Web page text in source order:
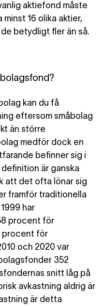
aktiefond måste
16 olika aktier,
betydligt fler än så.
kan du få
eftersom småbolag
än större
medför dock en
befinner sig i
är ganska
att det ofta lönar sig
framför traditionella
har
procent för
procent för
och 2020 var
352
snitt låg på
avkastning aldrig är
är detta